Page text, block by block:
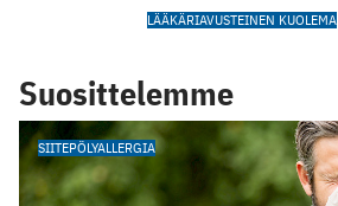
LÄÄKÄRIAVUSTEINEN KUOLEMA
Suosittelemme
SIITEPÖLYALLERGIA